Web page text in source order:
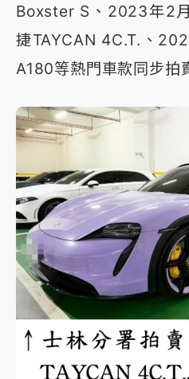
Boxster S、2023年2
捷TAYCAN 4C.T.、
A180等熱門車款同步拍